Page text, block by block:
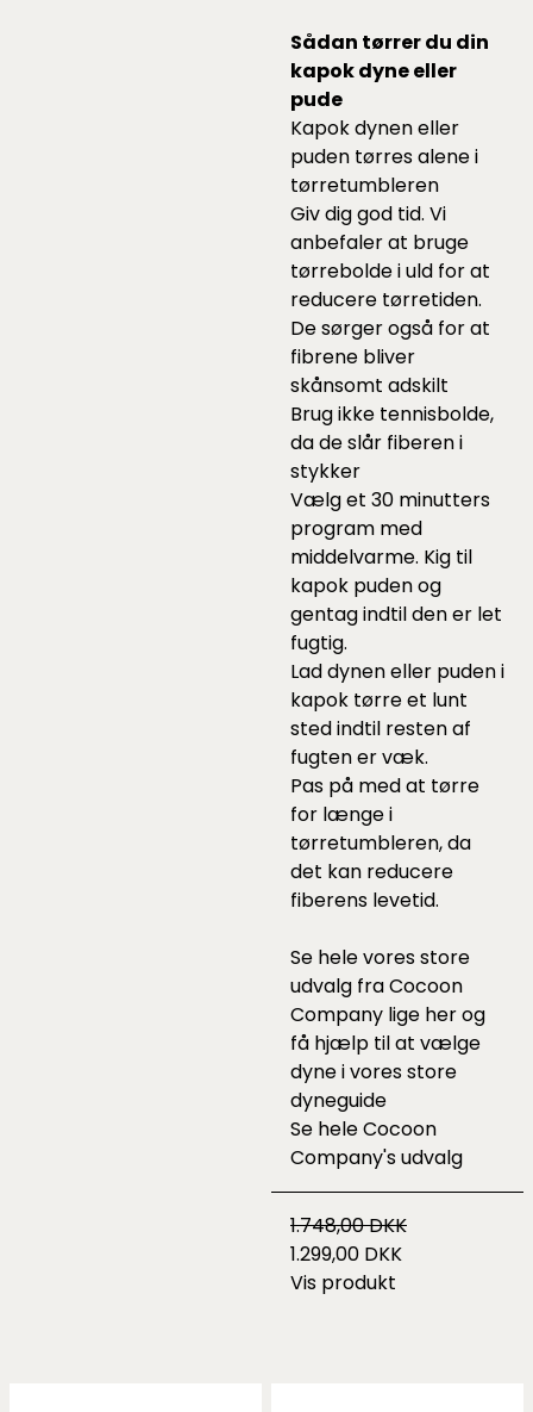
Sådan tørrer du din
kapok dyne eller
pude
Kapok dynen eller
puden tørres alene i
tørretumbleren
Giv dig god tid. Vi
anbefaler at bruge
tørreboldei uld for at
reducere tørretiden.
De sørger også for at
fibrene bliver
skånsomt adskilt
Brug ikke tennisbolde,
da de slår fiberen i
stykker
Vælg et 30 minutters
program med
middelvarme. Kig til
kapok puden og
gentag indtil den er let
fugtig.
Lad dynen eller puden i
kapok tørre et lunt
sted indtil resten af
fugten er væk.
Pas på med at tørre
for længe i
tørretumbleren, da
det kan reducere
fiberens levetid.
Se hele vores store
udvalg fra Cocoon
Company lige herog
få hjælp til at vælge
dyne i voresstore
dyneguide
Se heleCocoon
Company's udvalg
1.748,00 DKK
1.299,00 DKK
Vis produkt